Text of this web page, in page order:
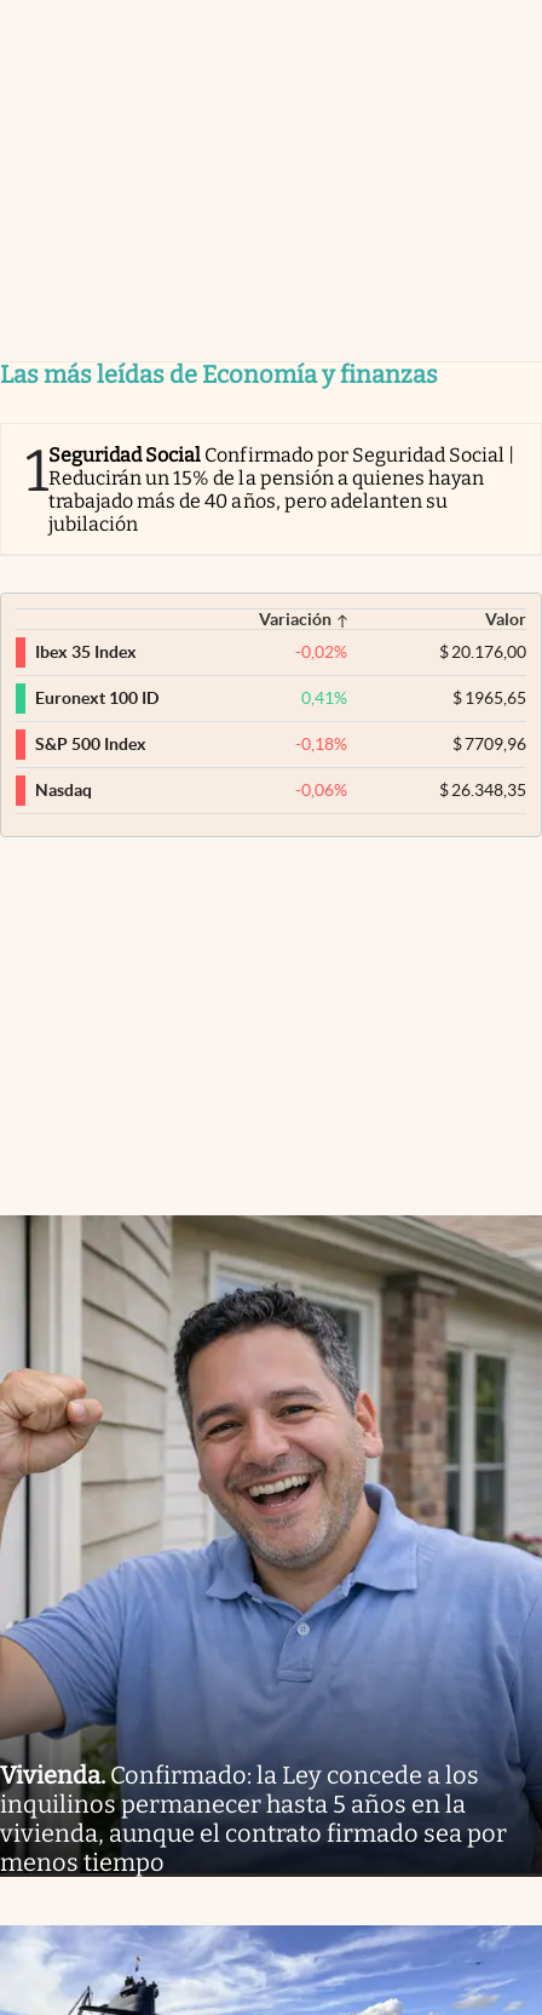
Las más leídas de Economía y finanzas
1Seguridad Social Confirmado por Seguridad Social |
Reducirán un 15% de la pensión a quienes hayan
trabajado más de 40 años, pero adelanten su
jubilación
Variación
Valor
Ibex 35 Index
-0,02% $20.176,00
Euronext 100 ID 0,41% $1965,65
S&P 500 Index -0,18% $7709,96
Nasdaq -0,06% $26.348,35
Vivienda.Confirmado: la Ley concede a los
inquilinos permanecer hasta 5 años en la
vivienda, aunque el contrato firmado sea por
menos tiempo